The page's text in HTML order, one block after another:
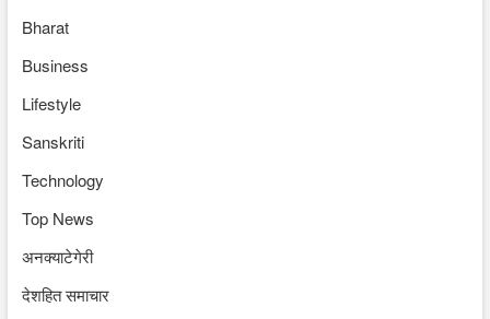
Bharat
Business
Lifestyle
Sanskriti
Technology
Top News
अनक्याटेगेरी
देशहित समाचार